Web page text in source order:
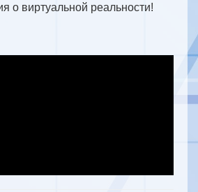
о виртуальной реальности!